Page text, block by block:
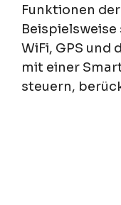
Funktionen
WiFi, GPS und
mit einer
steuern,